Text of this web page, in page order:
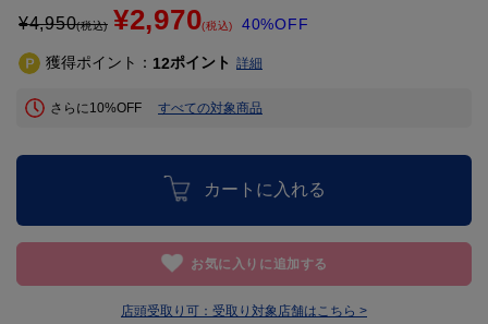
¥4,950(税込) ¥2,970(税込) 40%OFF
獲得ポイント： 12ポイント 詳細
さらに10%OFF すべての対象商品
カートに入れる
お気に入りに追加する
店頭受取り可： 受取り対象店舗はこちら >